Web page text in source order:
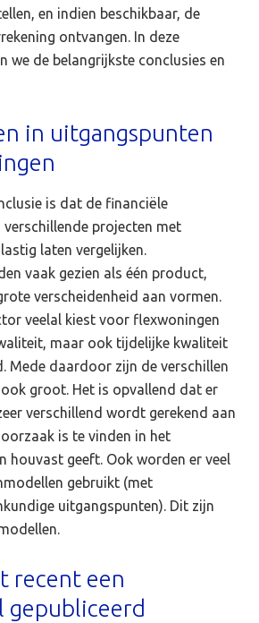
en indien beschikbaar, de
ontvangen. In deze
we de belangrijkste conclusies en
in uitgangspunten
is dat de financiële
verschillende projecten met
laten vergelijken.
vaak gezien als één product,
verscheidenheid aan vormen.
veelal kiest voor flexwoningen
maar ook tijdelijke kwaliteit
Mede daardoor zijn de verschillen
groot. Het is opvallend dat er
verschillend wordt gerekend aan
is te vinden in het
houvast geeft. Ook worden er veel
gebruikt (met
uitgangspunten). Dit zijn
recent een
gepubliceerd